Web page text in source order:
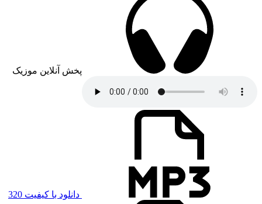
پخش آنلاین موزیک
دانلود با کیفیت 320